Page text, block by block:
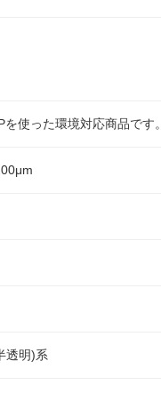
を使った環境対応商品です。
透明)系